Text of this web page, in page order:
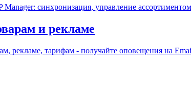
синхронизация, управление
и рекламе
рекламе, тарифам - получайте оповещения на